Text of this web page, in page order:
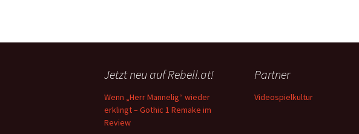
Jetzt neu auf Rebell.at!
Wenn „Herr Mannelig“ wieder
erklingt – Gothic 1 Remake im
Review
Partner
Videospielkultur